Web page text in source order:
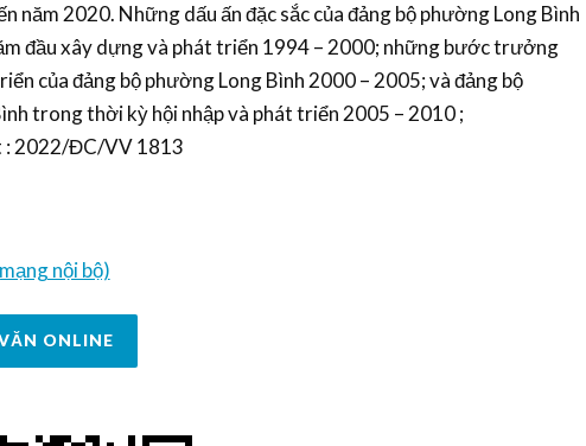
năm 2020. Những dấu ấn đặc sắc của đảng bộ phường Long Bình
đầu xây dựng và phát triển 1994 – 2000; những bước trưởng
của đảng bộ phường Long Bình 2000 – 2005; và đảng bộ
trong thời kỳ hội nhập và phát triển 2005 – 2010 ;
: 2022/ĐC/VV 1813
nội bộ)
ONLINE